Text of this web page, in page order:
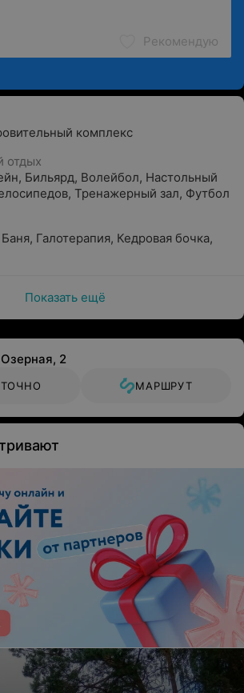
Рекомендую
комплекс
отдых
, Бильярд, Волейбол, Настольный
, Тренажерный зал, Футбол
Баня, Галотерапия, Кедровая бочка,
Показать ещё
2
МАРШРУТ